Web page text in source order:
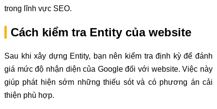
trong lĩnh vực SEO.
Cách kiểm tra Entity của website
Sau khi xây dựng Entity, bạn nên kiểm tra định kỳ để đánh
giá mức độ nhận diện của Google đối với website. Việc này
giúp phát hiện sớm những thiếu sót và có phương án cải
thiện phù hợp.